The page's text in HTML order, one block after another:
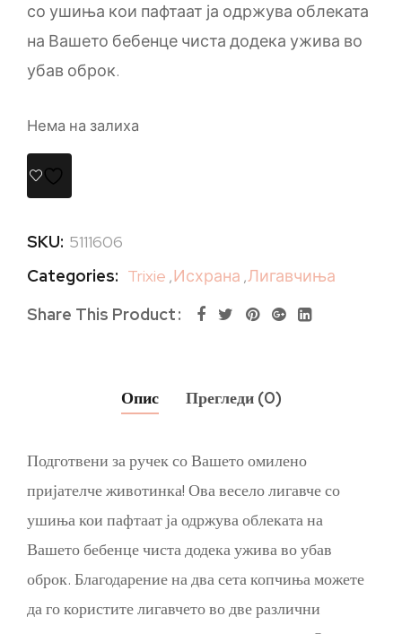
со ушиња кои пафтаат ја одржува облеката
на Вашето бебенце чиста додека ужива во
убав оброк.
Нема на залиха
SKU: 5111606
Categories: Trixie ,Исхрана ,Лигавчиња
Share This Product
Опис Прегледи (0)
Подготвени за ручек со Вашето омилено
пријателче животинка! Ова весело лигавче со
ушиња кои пафтаат ја одржува облеката на
Вашето бебенце чиста додека ужива во убав
оброк. Благодарение на два сета копчиња можете
да го користите лигавчето во две различни